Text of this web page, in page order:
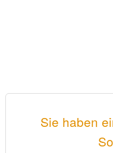
Sie haben